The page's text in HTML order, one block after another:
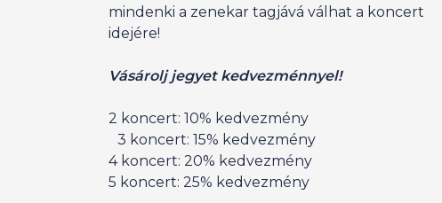
mindenki a zenekar tagjává válhat a koncert
idejére!
Vásárolj jegyet kedvezménnyel!
2 koncert: 10% kedvezmény
3 koncert: 15% kedvezmény
4 koncert: 20% kedvezmény
5 koncert: 25% kedvezmény